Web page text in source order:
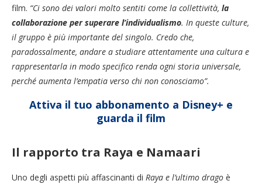
film. “Ci sono dei valori molto sentiti come la collettività, la
collaborazione per superare l’individualismo. In queste culture,
il gruppo è più importante del singolo. Credo che,
paradossalmente, andare a studiare attentamente una cultura e
rappresentarla in modo specifico renda ogni storia universale,
perché aumenta l’empatia verso chi non conosciamo”.
Attiva il tuo abbonamento a Disney+ e
guarda il film
Il rapporto tra Raya e Namaari
Uno degli aspetti più affascinanti di Raya e l’ultimo drago è